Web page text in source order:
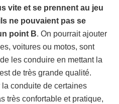
vite et se prennent au jeu
ne pouvaient pas se
point B. On pourrait ajouter
voitures ou motos, sont
les conduire en mettant la
de très grande qualité.
conduite de certaines
très confortable et pratique,